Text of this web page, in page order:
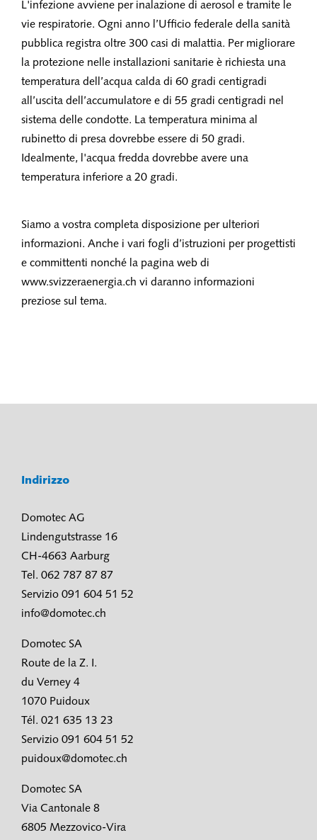
L'infezione avviene per inalazione di aerosol e tramite le
vie respiratorie. Ogni anno l’Ufficio federale della sanità
pubblica registra oltre 300 casi di malattia. Per migliorare
la protezione nelle installazioni sanitarie è richiesta una
temperatura dell’acqua calda di 60 gradi centigradi
all’uscita dell’accumulatore e di 55 gradi centigradi nel
sistema delle condotte. La temperatura minima al
rubinetto di presa dovrebbe essere di 50 gradi.
Idealmente, l'acqua fredda dovrebbe avere una
temperatura inferiore a 20 gradi.
Siamo a vostra completa disposizione per ulteriori
informazioni. Anche i vari fogli d’istruzioni per progettisti
e committenti nonché la pagina web di
www.svizzeraenergia.ch vi daranno informazioni
preziose sul tema.
Indirizzo
Domotec AG
Lindengutstrasse 16
CH-4663 Aarburg
Tel. 062 787 87 87
Servizio 091 604 51 52
info@domotec.ch
Domotec SA
Route de la Z. I.
du Verney 4
1070 Puidoux
Tél. 021 635 13 23
Servizio 091 604 51 52
puidoux@domotec.ch
Domotec SA
Via Cantonale 8
6805 Mezzovico-Vira